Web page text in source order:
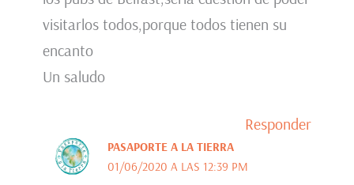
visitarlos todos,porque todos tienen su
encanto
Un saludo
Responder
PASAPORTE A LA TIERRA
01/06/2020 A LAS 12:39 PM